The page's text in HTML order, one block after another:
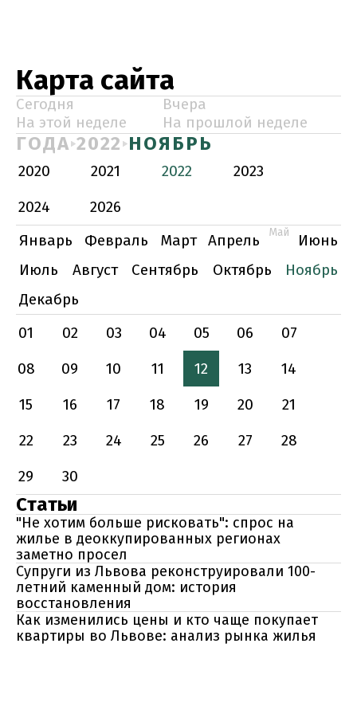
Карта сайта
Сегодня
Вчера
На этой неделе
На прошлой неделе
ГОДА 2022 НОЯБРЬ
2020 2021 2022
2023
2024
2026
Январь
Февраль Март Апрель Май
Июнь
Июль
Август Сентябрь Октябрь
Ноябрь
Декабрь
01
02 03 04 05 06
07
08
09 10 11 12 13
14
15
16 17 18 19 20
21
22
23 24 25 26 27
28
29
30
Статьи
"Не хотим больше рисковать": спрос на
жилье в деоккупированных регионах
заметно просел
Супруги из Львова реконструировали 100-
летний каменный дом: история
восстановления
Как изменились цены и кто чаще покупает
квартиры во Львове: анализ рынка жилья